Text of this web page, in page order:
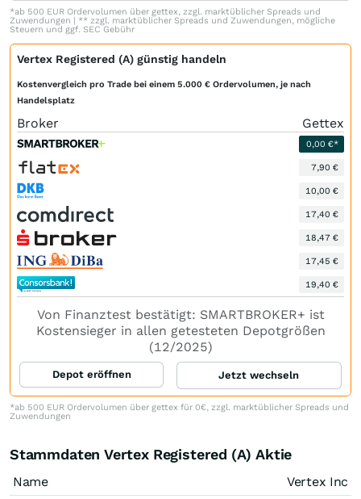
*ab 500 EUR Ordervolumen über gettex, zzgl. marktüblicher Spreads und
Zuwendungen | ** zzgl. marktüblicher Spreads und Zuwendungen, mögliche
Steuern und ggf. SEC Gebühr
Vertex Registered (A) günstig handeln
Kostenvergleich pro Trade bei einem 5.000 € Ordervolumen, je nach
Handelsplatz
Broker Gettex
0,00 €*
7,90 €
10,00 €
17,40 €
18,47 €
17,45 €
19,40 €
Von Finanztest bestätigt: SMARTBROKER+ ist
Kostensieger in allen getesteten Depotgrößen
(12/2025)
Depot eröffnen Jetzt wechseln
*ab 500 EUR Ordervolumen über gettex für 0€, zzgl. marktüblicher Spreads und
Zuwendungen
Stammdaten Vertex Registered (A) Aktie
Name
Vertex Inc